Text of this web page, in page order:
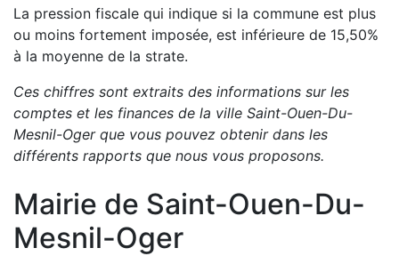
La pression fiscale qui indique si la commune est plus
ou moins fortement imposée, est inférieure de 15,50%
à la moyenne de la strate.
Ces chiffres sont extraits des informations sur les
comptes et les finances de la ville Saint-Ouen-Du-
Mesnil-Ogerque vous pouvez obtenir dans les
différents rapports que nous vous proposons.
Mairie de Saint-Ouen-Du-
Mesnil-Oger